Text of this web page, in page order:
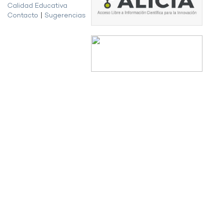
Calidad Educativa
Contacto
Sugerencias